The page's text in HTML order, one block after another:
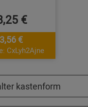
€
€
CxLyh2Ajne
kastenform